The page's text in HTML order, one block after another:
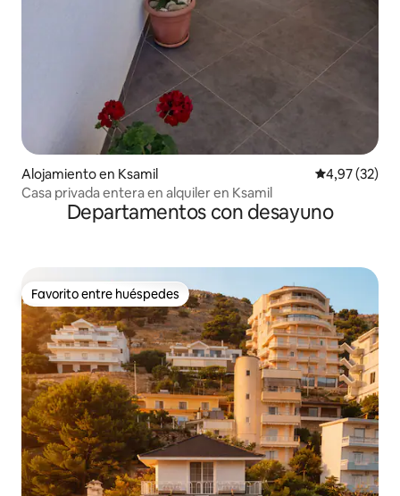
Alojamiento en Ksamil Calificación
4,97 (32)
Casa privada entera en alquiler en Ksamil
Departamentos con desayuno
Favorito entre huéspedes
Favorito entre huéspedes